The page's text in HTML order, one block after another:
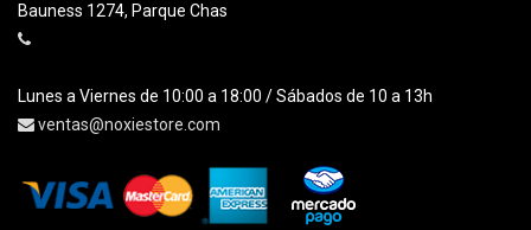
Bauness 1274, Parque Chas
Lunes a Viernes de 10:00 a 18:00 / Sábados de 10 a 13h
ventas@noxiestore.com